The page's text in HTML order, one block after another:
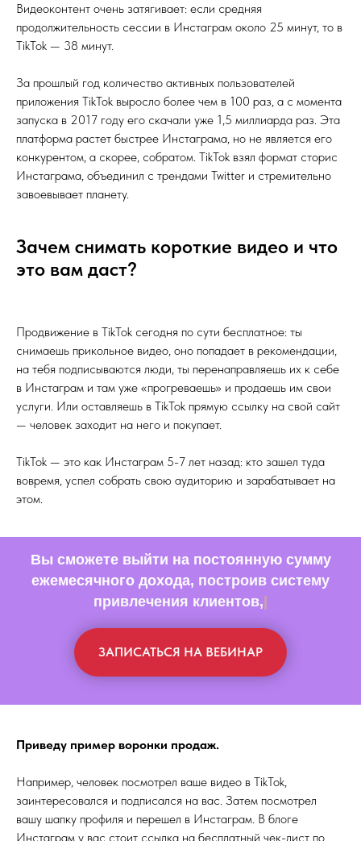
Видеоконтент очень затягивает: если средняя
продолжительность сессии в Инстаграм около 25 минут, то в
TikTok — 38 минут.
За прошлый год количество активных пользователей
приложения TikTok выросло более чем в 100 раз, а с момента
запуска в 2017 году его скачали уже 1,5 миллиарда раз. Эта
платформа растет быстрее Инстаграма, но не является его
конкурентом, а скорее, собратом. TikTok взял формат сторис
Инстаграма, объединил с трендами Twitter и стремительно
завоевывает планету.
Зачем снимать короткие видео и что
это вам даст?
Продвижение в TikTok сегодня по сути бесплатное: ты
снимаешь прикольное видео, оно попадает в рекомендации,
на тебя подписываются люди, ты перенаправляешь их к себе
в Инстаграм и там уже «прогреваешь» и продаешь им свои
услуги. Или оставляешь в TikTok прямую ссылку на свой сайт
— человек заходит на него и покупает.
TikTok — это как Инстаграм 5-7 лет назад: кто зашел туда
вовремя, успел собрать свою аудиторию и зарабатывает на
этом.
Вы сможете выйти на постоянную сумму
ежемесячного дохода, построив систему
привл|
ЗАПИСАТЬСЯ НА ВЕБИНАР
Приведу пример воронки продаж.
Например, человек посмотрел ваше видео в TikTok,
заинтересовался и подписался на вас. Затем посмотрел
вашу шапку профиля и перешел в Инстаграм. В блоге
Инстаграм у вас стоит ссылка на бесплатный чек-лист по